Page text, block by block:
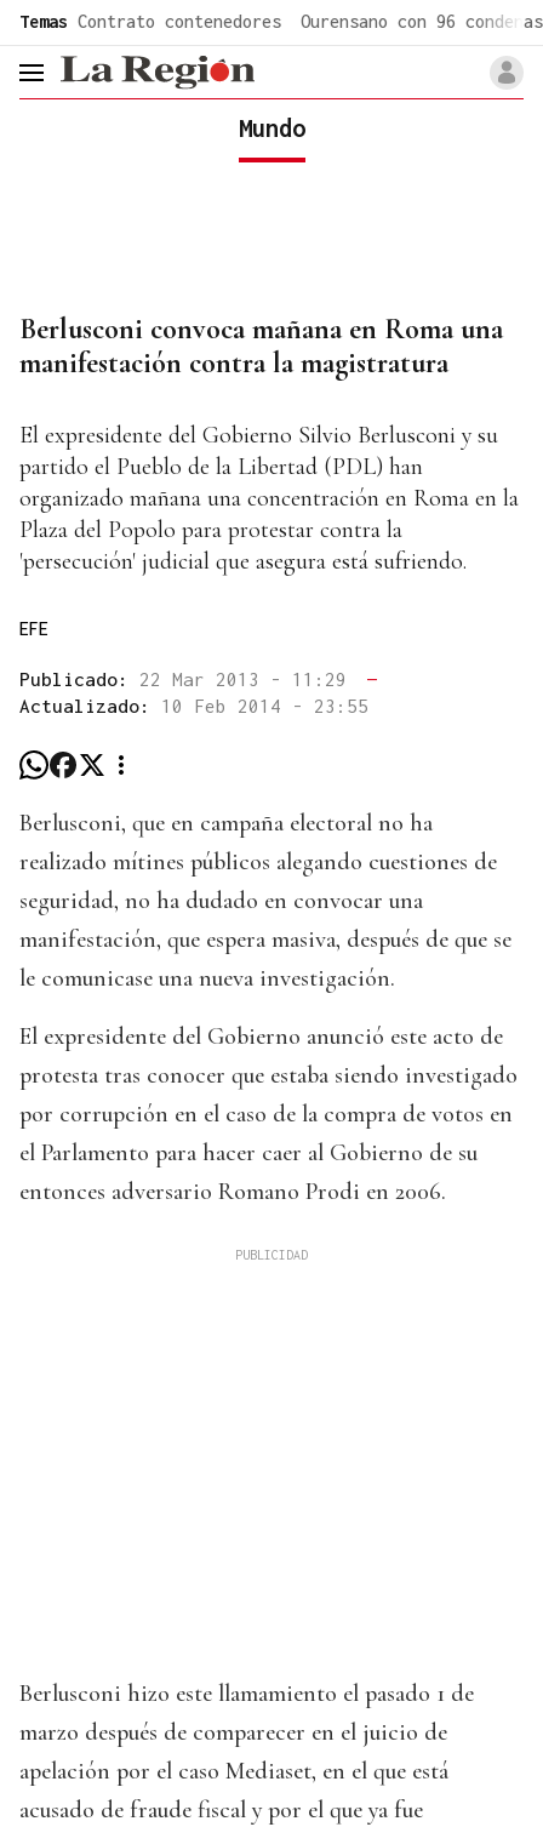
Temas Contrato contenedores Ourensano con 96 condenas
header.menu.open
Mundo
Berlusconi convoca mañana en Roma una
manifestación contra la magistratura
El expresidente del Gobierno Silvio Berlusconi y su
partido el Pueblo de la Libertad (PDL) han
organizado mañana una concentración en Roma en la
Plaza del Popolo para protestar contra la
'persecución' judicial que asegura está sufriendo.
EFE
Publicado: 22 Mar 2013 - 11:29
—
Actualizado: 10 Feb 2014 - 23:55
Berlusconi, que en campaña electoral no ha
realizado mítines públicos alegando cuestiones de
seguridad, no ha dudado en convocar una
manifestación, que espera masiva, después de que se
le comunicase una nueva investigación.
El expresidente del Gobierno anunció este acto de
protesta tras conocer que estaba siendo investigado
por corrupción en el caso de la compra de votos en
el Parlamento para hacer caer al Gobierno de su
entonces adversario Romano Prodi en 2006.
Berlusconi hizo este llamamiento el pasado 1 de
marzo después de comparecer en el juicio de
apelación por el caso Mediaset, en el que está
acusado de fraude fiscal y por el que ya fue